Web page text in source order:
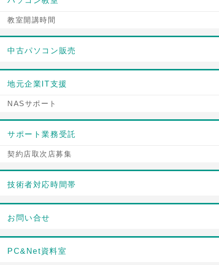
教室開講時間
中古パソコン販売
地元企業IT支援
NASサポート
サポート業務受託
契約店取次店募集
技術者対応時間帯
お問い合せ
PC&Net資料室